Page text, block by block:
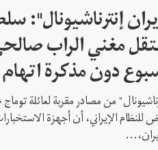
إنترناشيونال":
مغني الراب
دون مذكرة اتهام
من مصادر مقربة لعائلة
للنظام الإيراني، أن أجهزة